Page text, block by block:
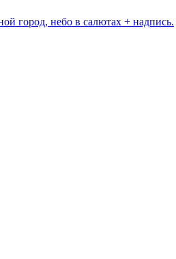
город, небо в салютах + надпись.